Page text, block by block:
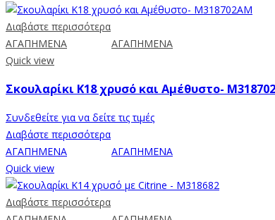
Διαβάστε περισσότερα
ΑΓΑΠΗΜΕΝΑ
ΑΓΑΠΗΜΕΝΑ
Quick view
Σκουλαρίκι Κ18 χρυσό και Αμέθυστο-
Συνδεθείτε για να δείτε τις τιμές
Διαβάστε περισσότερα
ΑΓΑΠΗΜΕΝΑ
ΑΓΑΠΗΜΕΝΑ
Quick view
Διαβάστε περισσότερα